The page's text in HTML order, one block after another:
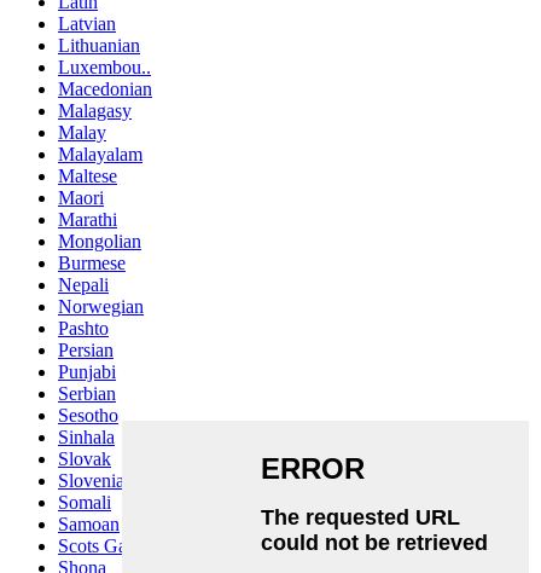
Latvian
Lithuanian
Luxembou..
Macedonian
Malagasy
Malay
Malayalam
Maltese
Maori
Marathi
Mongolian
Burmese
Nepali
Norwegian
Pashto
Persian
Punjabi
Serbian
Sesotho
Sinhala
Slovak
Slovenian
Somali
Samoan
Scots Gaelic
Shona